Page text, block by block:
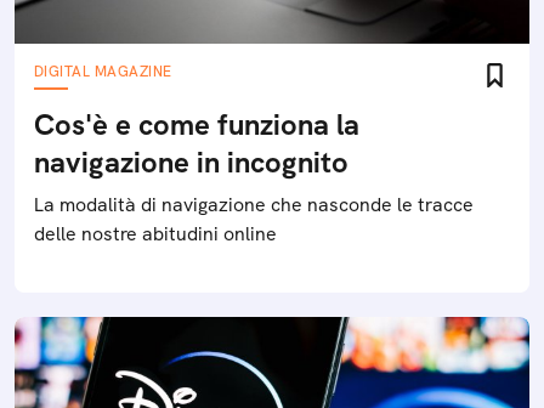
DIGITAL MAGAZINE
Cos'è e come funziona la
navigazione in incognito
La modalità di navigazione che nasconde le tracce
delle nostre abitudini online